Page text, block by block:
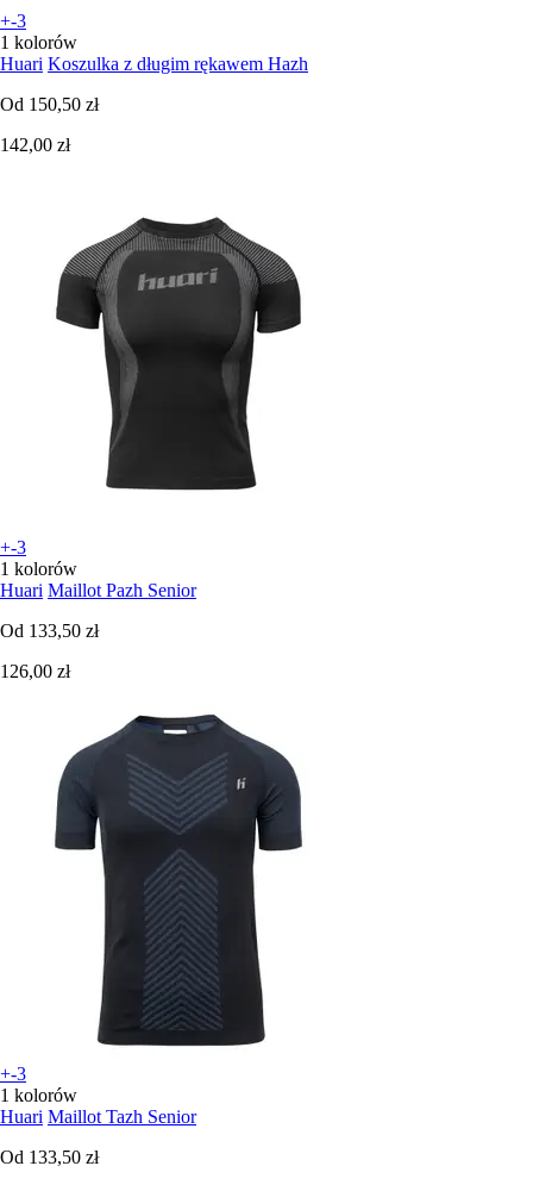
+-3
1 kolorów
Huari Koszulka z długim rękawem Hazh
Od 150,50 zł
142,00 zł
+-3
1 kolorów
Huari Maillot Pazh Senior
Od 133,50 zł
126,00 zł
+-3
1 kolorów
Huari Maillot Tazh Senior
Od 133,50 zł